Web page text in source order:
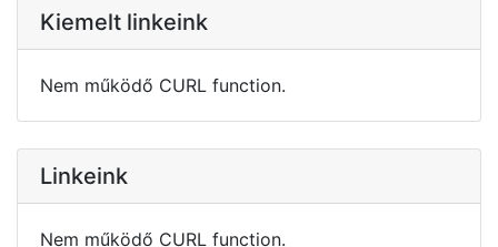
Kiemelt linkeink
Nem működő CURL function.
Linkeink
Nem működő CURL function.